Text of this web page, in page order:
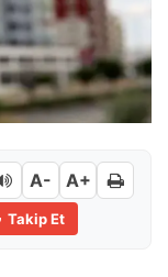
A- A+
Takip Et